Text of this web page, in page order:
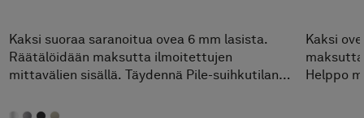
Kaksi suoraa saranoitua ovea 6 mm lasista.
Räätälöidään maksutta ilmoitettujen
mittavälien sisällä. Täydennä Pile-suihkutilan
Kaksi
Helppo